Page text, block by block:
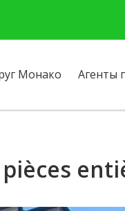
Монако Агенты